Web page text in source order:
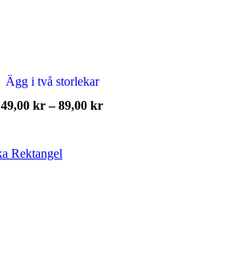
Ägg i två storlekar
49,00 kr – 89,00 krPrisintervall: